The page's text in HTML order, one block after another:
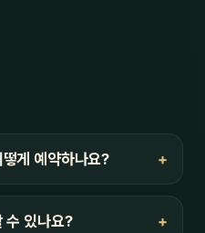
게 예약하나요?
수 있나요?